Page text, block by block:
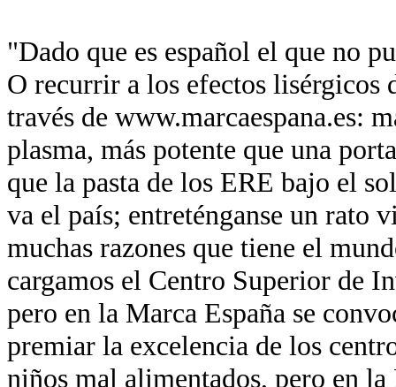
"Dado que es español el que no
O recurrir a los efectos lisérgicos
través de www.marcaespana.es:
plasma, más potente que una
que la pasta de los ERE bajo el
va el país; entreténganse un rato
muchas razones que tiene el
cargamos el Centro Superior de
pero en la Marca España se
premiar la excelencia de los
niños mal alimentados, pero en